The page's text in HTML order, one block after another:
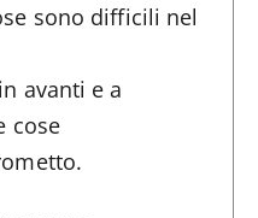
sono difficili nel
avanti e a
cose